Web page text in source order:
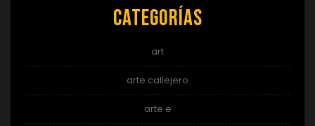
Categorías
art
arte callejero
arte e